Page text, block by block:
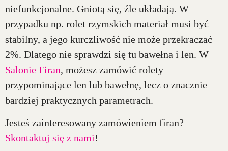
niefunkcjonalne. Gniotą się, źle układają. W
przypadku np. rolet rzymskich materiał musi być
stabilny, a jego kurczliwość nie może przekraczać
2%. Dlatego nie sprawdzi się tu bawełna i len. W
Salonie Firan, możesz zamówić rolety
przypominające len lub bawełnę, lecz o znacznie
bardziej praktycznych parametrach.
Jesteś zainteresowany zamówieniem firan?
Skontaktuj się z nami!